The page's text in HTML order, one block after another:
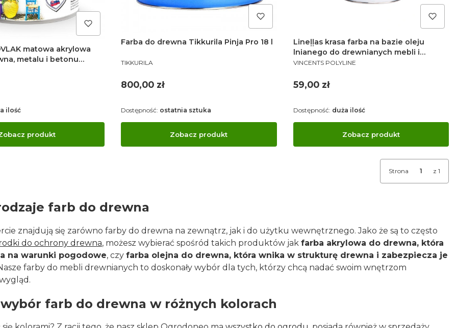
matowa akrylowa
metalu i betonu
produkt
ilość
Farba do drewna Tikkurila Pinja Pro 18 l
PRODUCENT
TIKKURILA
Cena
800,00 zł
Zobacz produkt
Dostępność: ostatnia sztuka
Lineļļas krasa farba na bazie oleju
lnianego do drewnianych mebli i
elewacji
PRODUCENT
VINCENTS POLYLINE
Cena
59,00 zł
Zobacz produkt
Dostępność: duża ilość
Strona z 1
farb do drewna
znajdują się zarówno farby do drewna na zewnątrz, jak i do użytku wewnętrznego. Jako że są to często
do ochrony drewna, możesz wybierać spośród takich produktów jak farba akrylowa do drewna, która
na warunki pogodowe, czy farba olejna do drewna, która wnika w strukturę drewna i zabezpiecza je
farby do mebli drewnianych to doskonały wybór dla tych, którzy chcą nadać swoim wnętrzom
farb do drewna w różnych kolorach